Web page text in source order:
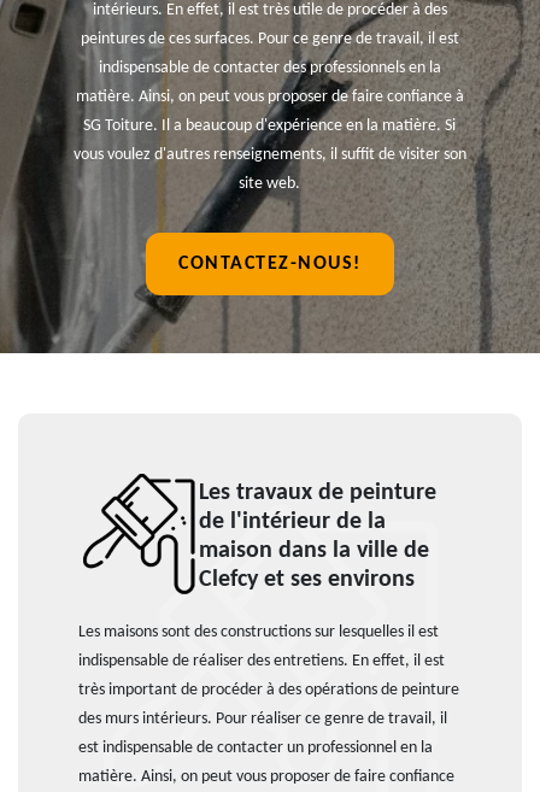
intérieurs. En effet, il est très utile de procéder à des
peintures de ces surfaces. Pour ce genre de travail, il est
indispensable de contacter des professionnels en la
matière. Ainsi, on peut vous proposer de faire confiance à
SG Toiture. Il a beaucoup d'expérience en la matière. Si
vous voulez d'autres renseignements, il suffit de visiter son
site web.
CONTACTEZ-NOUS!
Les travaux de peinture
de l'intérieur de la
maison dans la ville de
Clefcy et ses environs
Les maisons sont des constructions sur lesquelles il est
indispensable de réaliser des entretiens. En effet, il est
très important de procéder à des opérations de peinture
des murs intérieurs. Pour réaliser ce genre de travail, il
est indispensable de contacter un professionnel en la
matière. Ainsi, on peut vous proposer de faire confiance